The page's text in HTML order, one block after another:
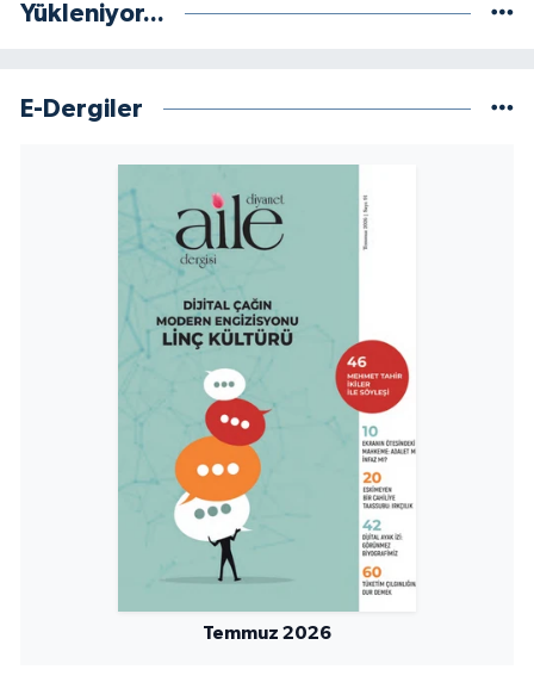
Yükleniyor...
E-Dergiler
Temmuz 2026
Osmaniye Müftülüğü
Sakarya Müftülüğü
Samsun Müftülüğü
Siirt Müftülüğü
Sinop Müftülüğü
Sivas Müftülüğü
Şanlıurfa Müftülüğü
Şırnak Müftülüğü
Tekirdağ Müftülüğü